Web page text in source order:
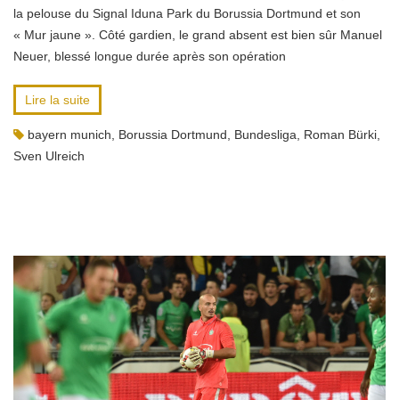
la pelouse du Signal Iduna Park du Borussia Dortmund et son
« Mur jaune ». Côté gardien, le grand absent est bien sûr Manuel
Neuer, blessé longue durée après son opération
Lire la suite
bayern munich Borussia Dortmund Bundesliga Roman Bürki
Sven Ulreich